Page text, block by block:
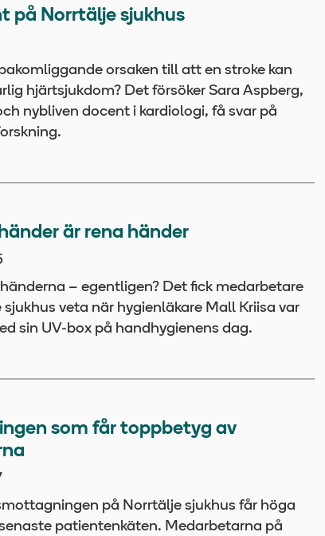
på Norrtälje sjukhus
orsaken till att en stroke kan
hjärtsjukdom? Det försöker Sara Aspberg,
nybliven docent i kardiologi, få svar på
är rena händer
– egentligen? Det fick medarbetare
veta när hygienläkare Mall Kriisa var
sin UV-box på handhygienens dag.
som får toppbetyg av
på Norrtälje sjukhus får höga
patientenkäten. Medarbetarna på